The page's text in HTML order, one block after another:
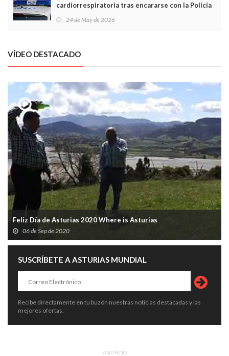
cardiorrespiratoria tras encararse con la Policía
Local en Luanco
24 de May de 2026
VÍDEO DESTACADO
Feliz Día de Asturias 2020 Where is Asturias
06 de Sep de 2020
SUSCRÍBETE A ASTURIAS MUNDIAL
Recibe directamente en tu buzón nuestras noticias destacadas y las
mejores ofertas.
ANUNCIO